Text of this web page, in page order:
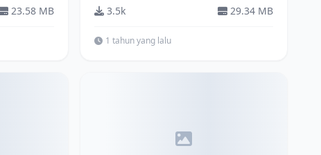
23.58 MB
3.5k
29.34 MB
1 tahun yang lalu